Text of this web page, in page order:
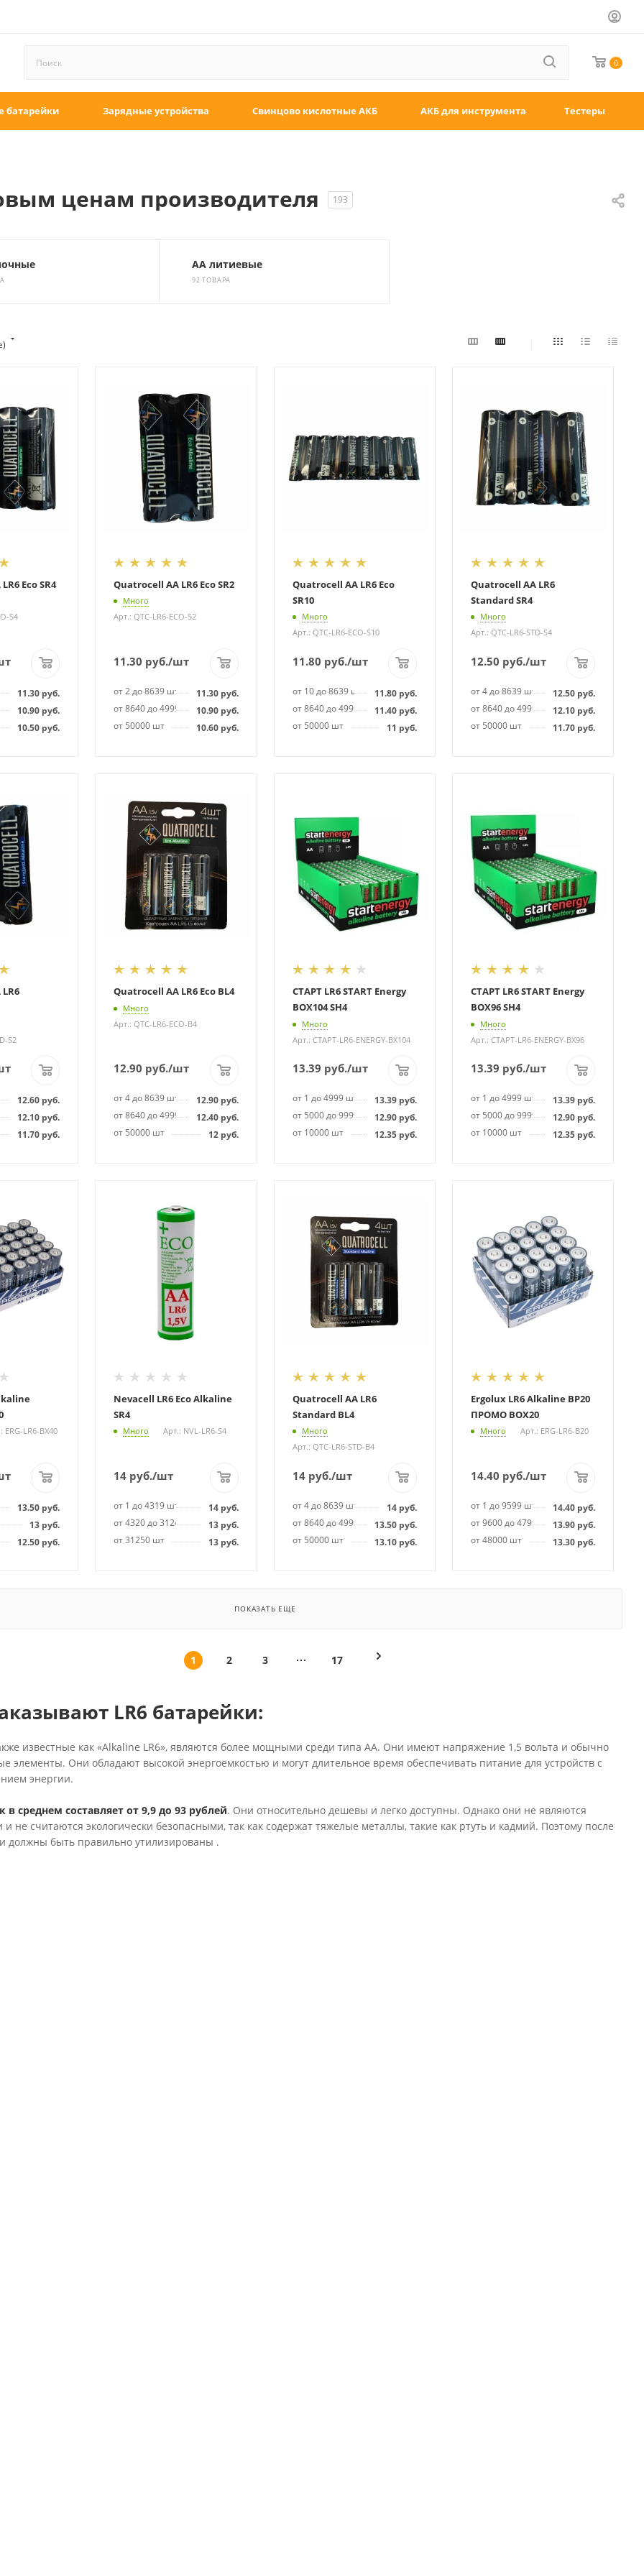
0
батарейки Зарядные устройства Свинцово кислотные АКБ АКБ для инструмента Тестеры
ценам производителя 193
АА литиевые
92 ТОВАРА
Eco SR4
S4
11.30 руб.
шт10.90 руб.
10.50 руб.
Quatrocell AA LR6 Eco SR2
Много
Арт.: QTC-LR6-ECO-S2
11.30 руб./шт
от 2 до 8639 шт 11.30руб.
от 8640 до 49999 шт10.90руб.
от 50000 шт
10.60руб.
Quatrocell AA LR6 Eco
SR10
Много
Арт.: QTC-LR6-ECO-S10
11.80 руб./шт
от 10 до 8639 шт 11.80руб.
от 8640 до 49999 шт11.40руб.
от 50000 шт
11 руб.
Quatrocell AA LR6
Standard SR4
Много
Арт.: QTC-LR6-STD-S4
12.50 руб./шт
от 4 до 8639 шт 12.50 руб.
от 8640 до 49999 шт12.10 руб.
от 50000 шт
11.70 руб.
S2
12.60 руб.
шт12.10 руб.
11.70 руб.
Quatrocell AA LR6 Eco BL4
Много
Арт.: QTC-LR6-ECO-B4
12.90 руб./шт
от 4 до 8639 шт 12.90руб.
от 8640 до 49999 шт12.40руб.
от 50000 шт
12руб.
СТАРТ LR6 START Energy
BOX104 SH4
Много
Арт.: СТАРТ-LR6-ENERGY-BX104
13.39 руб./шт
от 1 до 4999 шт 13.39руб.
от 5000 до 9999 шт
12.90руб.
от 10000 шт
12.35руб.
СТАРТ LR6 START Energy
BOX96 SH4
Много
Арт.: СТАРТ-LR6-ENERGY-BX96
13.39 руб./шт
от 1 до 4999 шт 13.39 руб.
от 5000 до 9999 шт
12.90 руб.
от 10000 шт
12.35 руб.
ERG-LR6-BX40
13.50 руб.
шт
13 руб.
12.50 руб.
Nevacell LR6 Eco Alkaline
SR4
Много Арт.: NVL-LR6-S4
14 руб./шт
от 1 до 4319 шт 14руб.
от 4320 до 31249 шт
13руб.
от 31250 шт
13руб.
Quatrocell AA LR6
Standard BL4
Много
Арт.: QTC-LR6-STD-B4
14руб./шт
от 4 до 8639 шт 14руб.
от 8640 до 49999 шт13.50руб.
от 50000 шт
13.10руб.
Ergolux LR6 Alkaline BP20
ПРОМО BOX20
Много Арт.: ERG-LR6-B20
14.40 руб./шт
от 1 до 9599 шт 14.40 руб.
от 9600 до 47999 шт13.90 руб.
от 48000 шт
13.30 руб.
ПОКАЗАТЬ ЕЩЕ
1 2 3 17
LR6 батарейки:
известные как «Alkaline LR6», являются более мощными среди типа АА. Они имеют напряжение 1,5 вольта и обычно
элементы. Они обладают высокой энергоемкостью и могут длительное время обеспечивать питание для устройств с
энергии.
в среднем составляет от 9,9 до 93 рублей. Они относительно дешевы и легко доступны. Однако они не являются
не считаются экологически безопасными, так как содержат тяжелые металлы, такие как ртуть и кадмий. Поэтому после
должны быть правильно утилизированы .